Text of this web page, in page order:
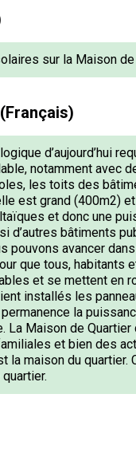
sur la Maison
d’aujourd’hui
notamment avec
les toits des
est grand (400m2)
et donc une
d’autres bâtiments
pouvons avancer
que tous,
et se mettent en
installés les
la
La Maison de
et bien des
la maison du